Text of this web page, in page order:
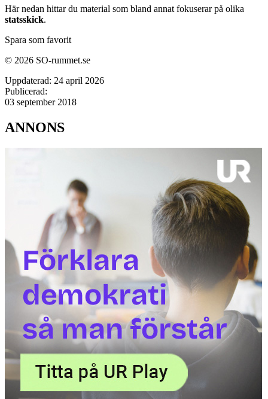
Här nedan hittar du material som bland annat fokuserar på olika
statsskick.
Spara som favorit
© 2026 SO-rummet.se
Uppdaterad: 24 april 2026
Publicerad:
03 september 2018
ANNONS